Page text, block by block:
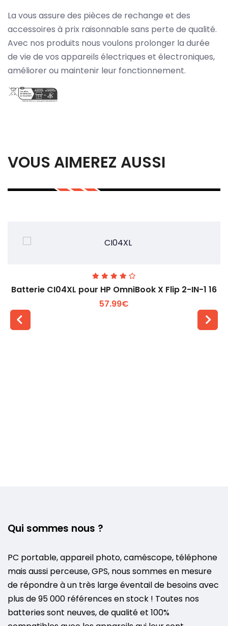
La vous assure des pièces de rechange et des
accessoires à prix raisonnable sans perte de qualité.
Avec nos produits nous voulons prolonger la durée
de vie de vos appareils électriques et électroniques,
améliorer ou maintenir leur fonctionnement.
VOUS AIMEREZ AUSSI
Batterie CI04XL pour HP OmniBook X Flip 2-IN-1 16
57.99€
Qui sommes nous ?
PC portable, appareil photo, caméscope, téléphone
mais aussi perceuse, GPS, nous sommes en mesure
de répondre à un très large éventail de besoins avec
plus de 95 000 références en stock ! Toutes nos
batteries sont neuves, de qualité et 100%